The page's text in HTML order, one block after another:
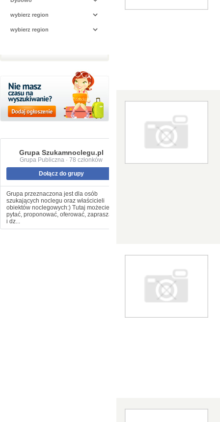
Grupa Szukamnoclegu.pl
Grupa Publiczna · 78 członków
Dołącz do grupy
Grupa przeznaczona jest dla osób
szukających noclegu oraz właścicieli
obiektów noclegowych:) Tutaj możecie
pytać, proponować, oferować, zapraszać
i dz...